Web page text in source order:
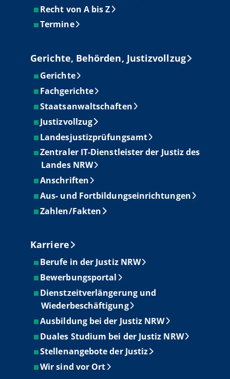
Recht von A bis Z
Termine
Gerichte, Behörden, Justizvollzug
Gerichte
Fachgerichte
Staatsanwaltschaften
Justizvollzug
Landesjustizprüfungsamt
Zentraler IT-Dienstleister der Justiz des
Landes NRW
Anschriften
Aus- und Fortbildungseinrichtungen
Zahlen/Fakten
Karriere
Berufe in der Justiz NRW
Bewerbungsportal
Dienstzeitverlängerung und
Wiederbeschäftigung
Ausbildung bei der Justiz NRW
Duales Studium bei der Justiz NRW
Stellenangebote der Justiz
Wir sind vor Ort